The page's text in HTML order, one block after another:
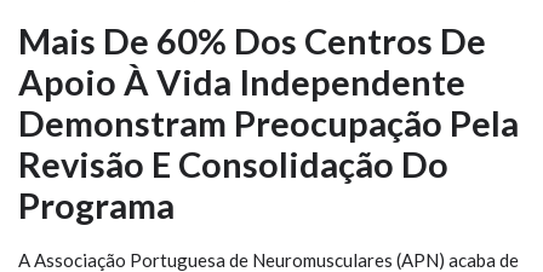
Mais De 60% Dos Centros De
Apoio À Vida Independente
Demonstram Preocupação Pela
Revisão E Consolidação Do
Programa
A Associação Portuguesa de Neuromusculares (APN) acaba de